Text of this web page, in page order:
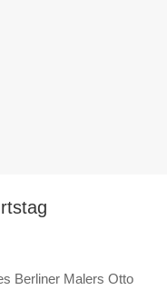
Berliner Malers Otto